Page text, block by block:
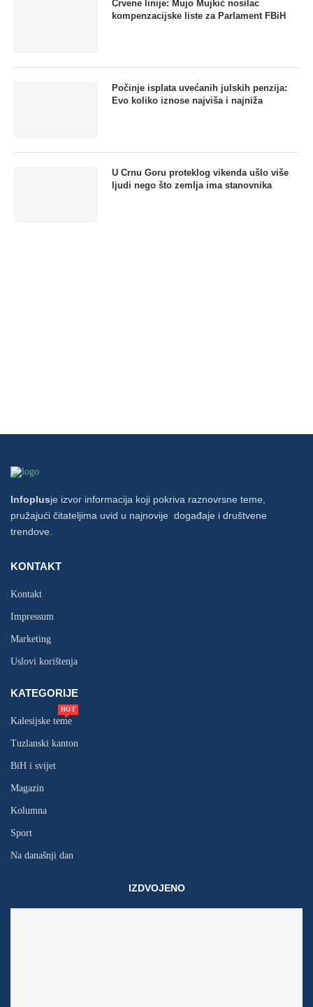
Crvene linije: Mujo Mujkić nosilac
kompenzacijske liste za Parlament FBiH
Počinje isplata uvećanih julskih penzija:
Evo koliko iznose najviša i najniža
U Crnu Goru proteklog vikenda ušlo više
ljudi nego što zemlja ima stanovnika
Infoplusje izvor informacija koji pokriva raznovrsne teme,
pružajući čitateljima uvid u najnovije događaje i društvene
trendove.
KONTAKT
Kontakt
Impressum
Marketing
Uslovi korištenja
KATEGORIJE
Kalesijske teme
HOT
Tuzlanski kanton
BiH i svijet
Magazin
Kolumna
Sport
Na današnji dan
IZDVOJENO